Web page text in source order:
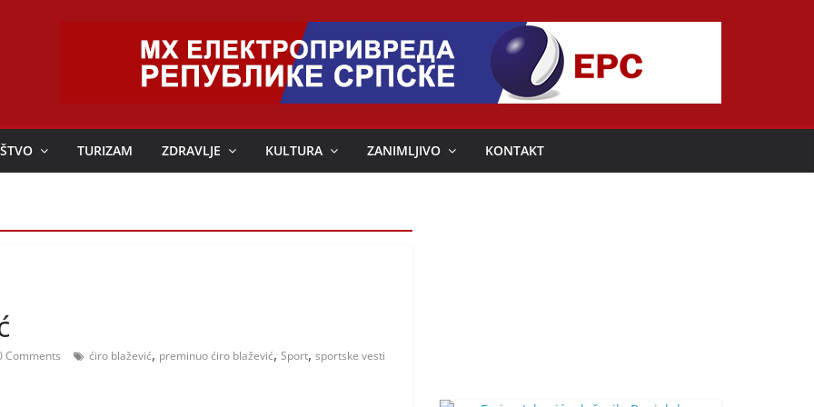
TURIZAM ZDRAVLJE KULTURA ZANIMLJIVO KONTAKT
Comments ćiro blažević, preminuo ćiro blažević, Sport, sportske vesti